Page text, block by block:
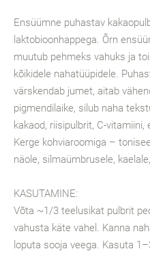
Ensüümne puhastav
laktobioonhappega. Õrn
muutub pehmeks vahuks ja
kõikidele nahatüüpidele.
värskendab jumet, aitab
pigmendilaike, silub naha
kakaod, riisipulbrit, C-
Kerge kohviaroomiga –
näole, silmaümbrusele,
KASUTAMINE:
Võta ~1/3 teelusikat pulbrit
vahusta käte vahel. Kanna
loputa sooja veega. Kasuta